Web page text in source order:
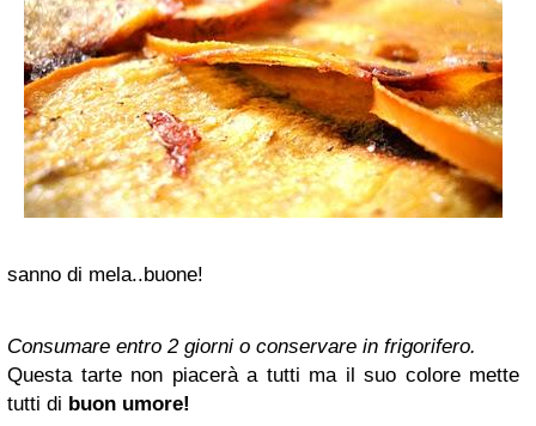
sanno di mela..buone!
Consumare entro 2 giorni o conservare in frigorifero.
Questa tarte non piacerà a tutti ma il suo colore mette
tutti di buon umore!